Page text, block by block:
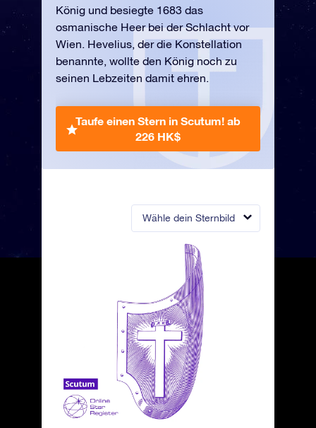
Wähle dein Sternbild
König und besiegte 1683 das
osmanische Heer bei der Schlacht vor
Wien. Hevelius, der die Konstellation
benannte, wollte den König noch zu
seinen Lebzeiten damit ehren.
Taufe einen Stern in Scutum! ab
226 HK$